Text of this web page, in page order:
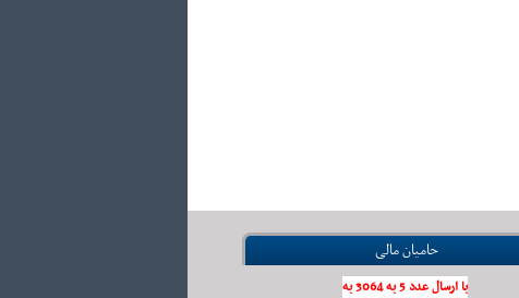
حامیان مالی
با ارسال عدد 5 به 3064 به